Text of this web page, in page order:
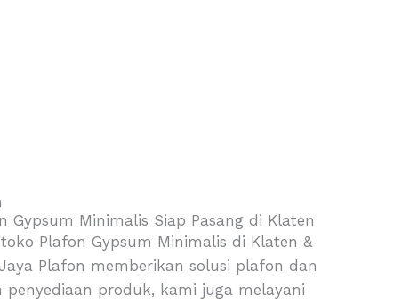
Gypsum Minimalis Siap Pasang di Klaten
Plafon Gypsum Minimalis di Klaten &
Plafon memberikan solusi plafon dan
penyediaan produk, kami juga melayani